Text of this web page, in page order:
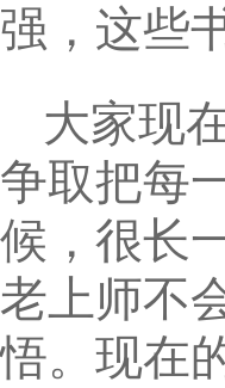
强，这些
大家现
争取把每
候，很长
老上师不
悟。现在